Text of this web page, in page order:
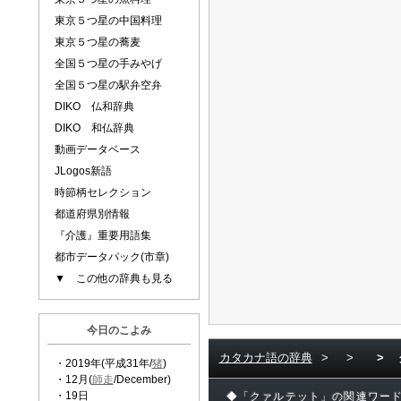
東京５つ星の中国料理
東京５つ星の蕎麦
全国５つ星の手みやげ
全国５つ星の駅弁空弁
DIKO 仏和辞典
DIKO 和仏辞典
動画データベース
JLogos新語
時節柄セレクション
都道府県別情報
『介護』重要用語集
都市データパック(市章)
▼ この他の辞典も見る
今日のこよみ
・2019年(平成31年/猪)
・12月(師走/December)
・19日
カタカナ語の辞典 > > >
◆「クァルテット」の関連ワード